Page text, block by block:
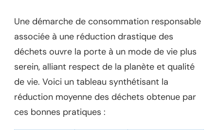
Une démarche de consommation responsable
associée à une réduction drastique des
déchets ouvre la porte à un mode de vie plus
serein, alliant respect de la planète et qualité
de vie. Voici un tableau synthétisant la
réduction moyenne des déchets obtenue par
ces bonnes pratiques :